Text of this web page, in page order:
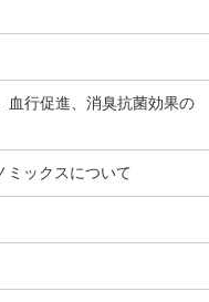
血行促進、消臭抗菌効果の
ミックスについて